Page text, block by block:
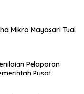
Mikro Mayasari Tuai
Pelaporan
Pusat